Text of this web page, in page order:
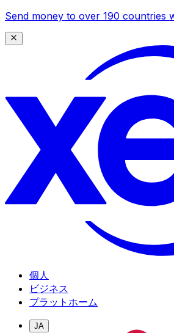
Send money to over 190 countries
個人
ビジネス
プラットホーム
JA